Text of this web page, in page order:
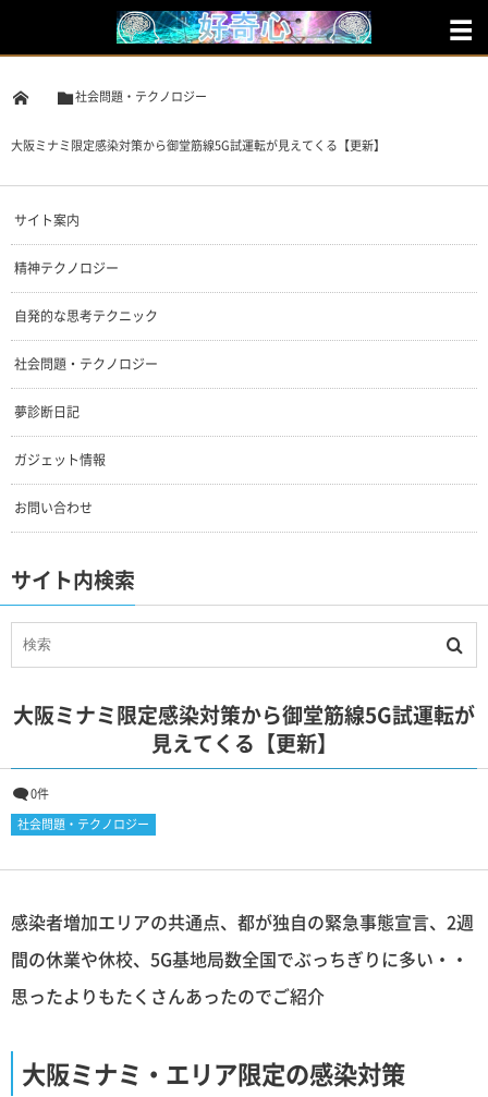
社会問題・テクノロジー
大阪ミナミ限定感染対策から御堂筋線5G試運転が見えてくる【更新】
サイト案内
精神テクノロジー
自発的な思考テクニック
社会問題・テクノロジー
夢診断日記
ガジェット情報
お問い合わせ
サイト内検索
大阪ミナミ限定感染対策から御堂筋線5G試運転が
見えてくる【更新】
0件
社会問題・テクノロジー
感染者増加エリアの共通点、都が独自の緊急事態宣言、2週
間の休業や休校、5G基地局数全国でぶっちぎりに多い・・
思ったよりもたくさんあったのでご紹介
大阪ミナミ・エリア限定の感染対策